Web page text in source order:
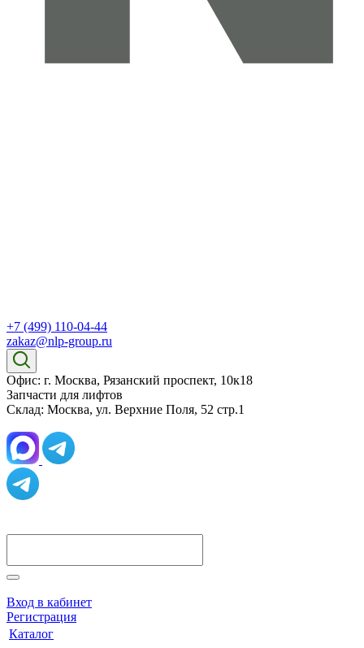
+7 (499) 110-04-44
zakaz@nlp-group.ru
Офис: г. Москва, Рязанский проспект, 10к18
Запчасти для лифтов
Склад: Москва, ул. Верхние Поля, 52 стр.1
Вход в кабинет
Регистрация
Каталог